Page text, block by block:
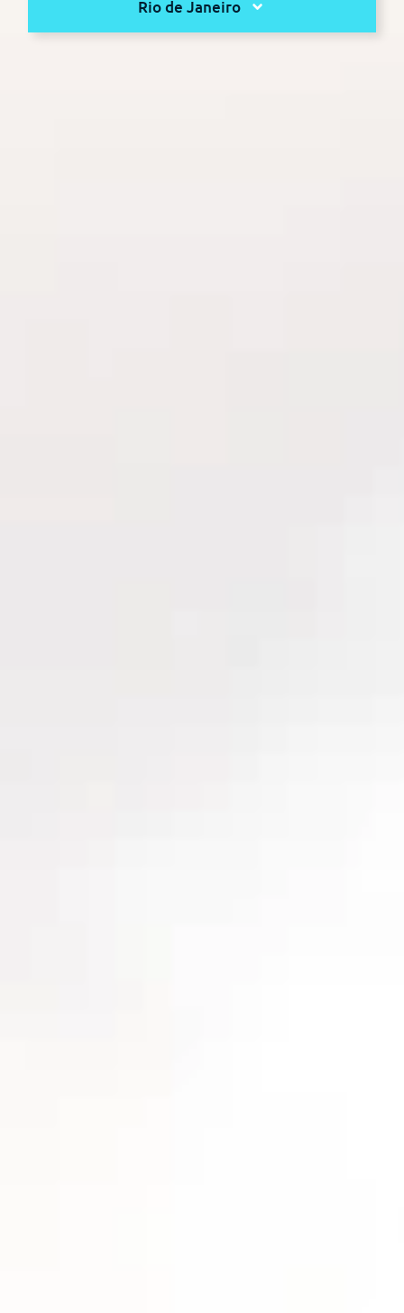
Rio de Janeiro